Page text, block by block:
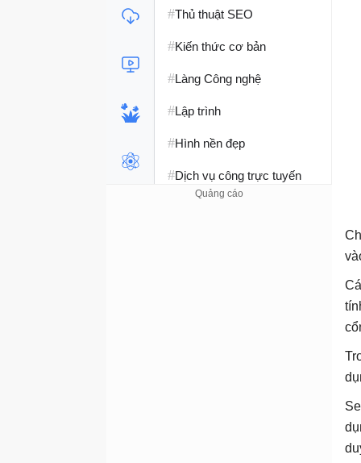
#Thủ thuật SEO
#Kiến thức cơ bản
#Làng Công nghệ
#Lập trình
#Hình nền đẹp
#Dịch vụ công trực tuyến